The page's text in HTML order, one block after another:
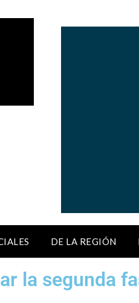
DE LA REGIÓN
la segunda